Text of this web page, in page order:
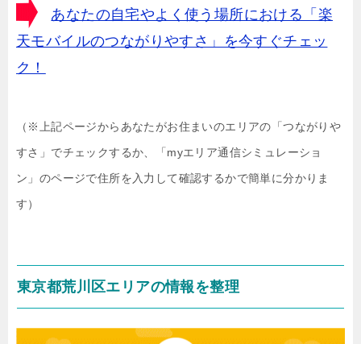
あなたの自宅やよく使う場所における「楽
天モバイルのつながりやすさ」を今すぐチェッ
ク！
（※上記ページからあなたがお住まいのエリアの「つながりや
すさ」でチェックするか、「myエリア通信シミュレーショ
ン」のページで住所を入力して確認するかで簡単に分かりま
す）
東京都荒川区エリアの情報を整理